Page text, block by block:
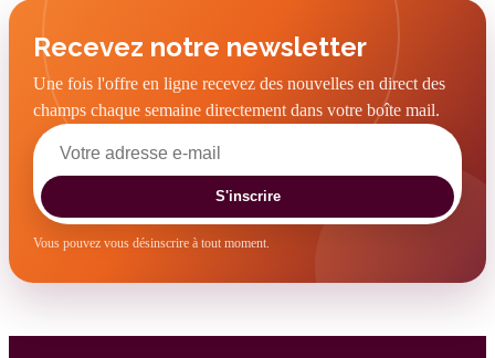
Recevez notre newsletter
Une fois l'offre en ligne recevez des nouvelles en direct des
champs chaque semaine directement dans votre boîte mail.
S'inscrire
Vous pouvez vous désinscrire à tout moment.